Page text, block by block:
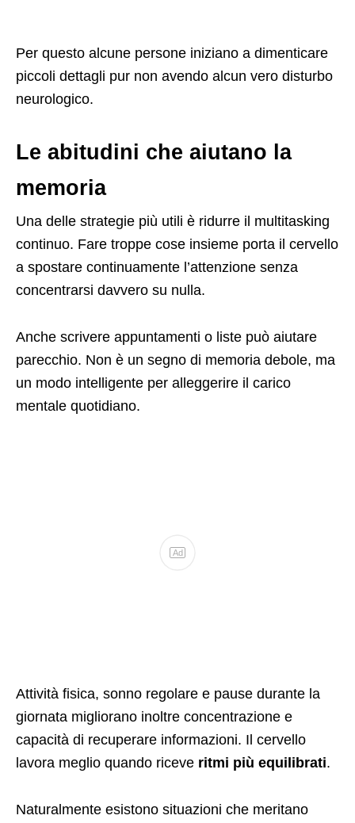
Per questo alcune persone iniziano a dimenticare
piccoli dettagli pur non avendo alcun vero disturbo
neurologico.
Le abitudini che aiutano la
memoria
Una delle strategie più utili è ridurre il multitasking
continuo. Fare troppe cose insieme porta il cervello
a spostare continuamente l’attenzione senza
concentrarsi davvero su nulla.
Anche scrivere appuntamenti o liste può aiutare
parecchio. Non è un segno di memoria debole, ma
un modo intelligente per alleggerire il carico
mentale quotidiano.
Ad
Attività fisica, sonno regolare e pause durante la
giornata migliorano inoltre concentrazione e
capacità di recuperare informazioni. Il cervello
lavora meglio quando riceve ritmi più equilibrati.
Naturalmente esistono situazioni che meritano